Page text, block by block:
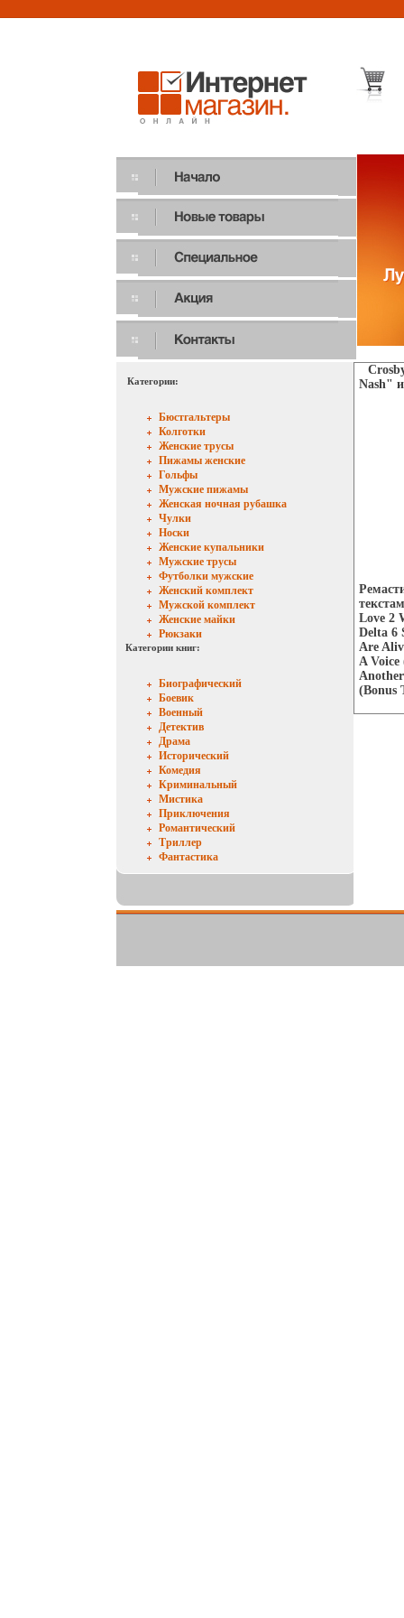
Категории:
Бюстгальтеры
Колготки
Женские трусы
Пижамы женские
Гольфы
Мужские пижамы
Женская ночная рубашка
Чулки
Носки
Женские купальники
Мужские трусы
Футболки мужские
Женский комплект
Мужской комплект
Женские майки
Рюкзаки
Категории книг:
Биографический
Боевик
Военный
Детектив
Драма
Исторический
Комедия
Криминальный
Мистика
Приключения
Романтический
Триллер
Фантастика
Nash"
Love 2
Delta 6
Are
A Voice
(Bonus